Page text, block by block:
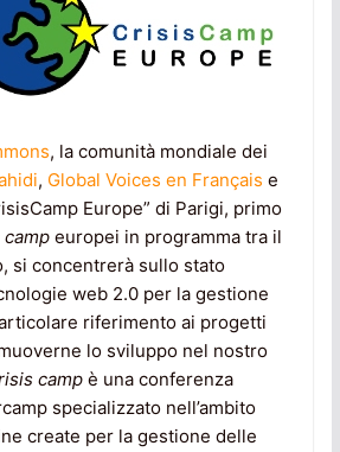
, la comunità mondiale dei
, Global Voices en Français e
Europe” di Parigi, primo
europei in programma tra il
si concentrerà sullo stato
web 2.0 per la gestione
riferimento ai progetti
lo sviluppo nel nostro
campè una conferenza
specializzato nell’ambito
create per la gestione delle